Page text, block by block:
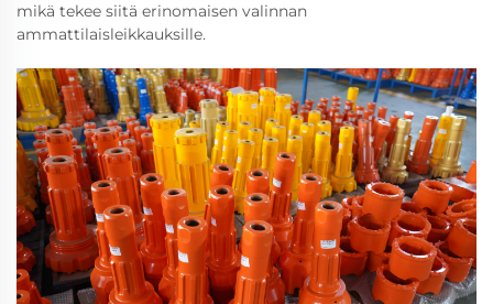
mikä tekee siitä erinomaisen valinnan
ammattilaisleikkauksille.